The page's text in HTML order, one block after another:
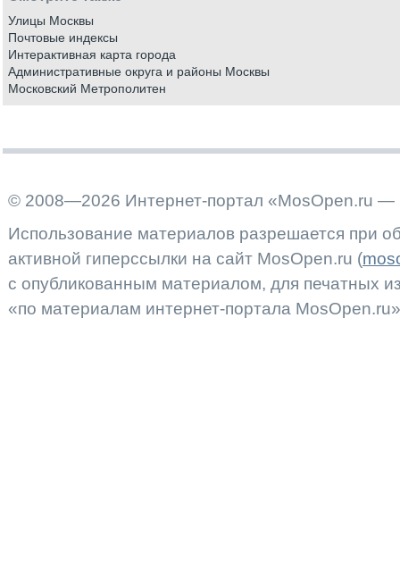
Улицы Москвы
Почтовые индексы
Интерактивная карта города
Административные округа и районы Москвы
Московский Метрополитен
© 2008—2026 Интернет-портал «MosOpen.ru —
Использование материалов разрешается при
активной гиперссылки на сайт MosOpen.ru (
с опубликованным материалом, для печатных
«по материалам интернет-портала